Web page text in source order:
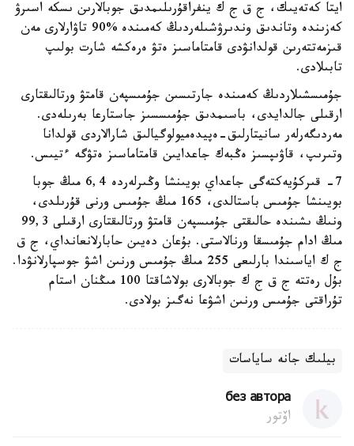
ايتا كەتەيىك، ج ق ج ك ينفراقۇرىلىمدىق جوبالارىن ىسكە اسىرۋ
كەزىندە وتاندىق وندىرۋشىلەردىڭ كەمىندە %90 تاۋارلارى مەن
قىزمەتتەرىن قولدانۋدى قامتاماسىز ەتۋ ەرەكشە شارت بولىپ
تابىلادى.
جۇمىسشىلاردىڭ كەمىندە جارتىسىن جۇمىسپەن قامتۋ ورتالىقتارى
ارقىلى جالدايدى، باسىمدىق جۇمىسسىز جاستارعا بەرىلەدى.
مەردىگەرلەر سانيتارلىق-ەپيدەميولوگيالىق شارالاردى قولدانا
وتىرىپ، قاۋىپسىز ەڭبەك جاعدايىن قامتاماسىز ەتۋگە ءتيىس.
7- قىركۇيەكتەگى جاعداي بويىنشا وڭىرلەردە 6,4 مىڭ جوبا
بويىنشا جۇمىس باستالدى، 165 مىڭ جۇمىس ورنى قۇرىلدى،
ونىڭ ىشىندە حالىقتى جۇمىسپەن قامتۋ ورتالىقتارى ارقىلى 99,3
مىڭ ادام جۇمىسقا ورنالاستى. بۇعان دەيىن حابارلانعانداي، ج ق
ج ك اياسىندا بارلىعى 255 مىڭ جۇمىس ورنىن اشۋ جوسپارلانۋدا.
بۇل رەتتە ج ق ج ك جوبالارى بولاشاقتا 100 مىڭنان استام
تۇراقتى جۇمىس ورنىن اشۋعا نەگىز بولادى.
بيلىك جانە ساياسات
без автора
اۆتور